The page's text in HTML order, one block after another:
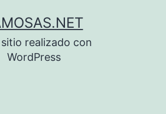
realizado con
WordPress